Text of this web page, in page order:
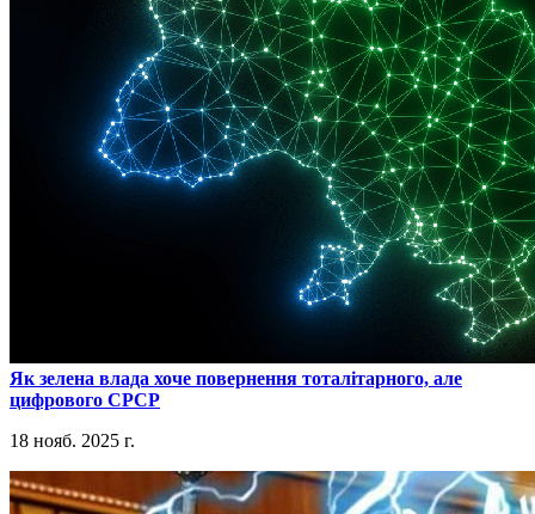
​Як зелена влада хоче повернення тоталітарного, але
цифрового СРСР
18 нояб. 2025 г.